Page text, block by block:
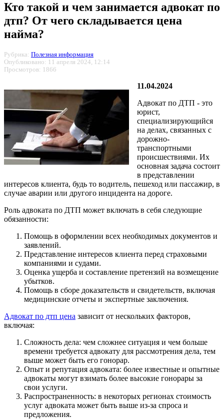
Кто такой и чем занимается адвокат по
дтп? От чего складывается цена
найма?
Рубрика: Полезная информация
Опубликовано: 11 апреля 2024, 12:14
Просмотров: 1866
11.04.2024
Адвокат по ДТП - это
юрист,
специализирующийся
на делах, связанных с
дорожно-
транспортными
происшествиями. Их
основная задача состоит
в представлении
интересов клиента, будь то водитель, пешеход или пассажир, в
случае аварии или другого инцидента на дороге.
Роль адвоката по ДТП может включать в себя следующие
обязанности:
Помощь в оформлении всех необходимых документов и
заявлений.
Представление интересов клиента перед страховыми
компаниями и судами.
Оценка ущерба и составление претензий на возмещение
убытков.
Помощь в сборе доказательств и свидетельств, включая
медицинские отчеты и экспертные заключения.
Адвокат по дтп цена зависит от нескольких факторов,
включая:
Сложность дела: чем сложнее ситуация и чем больше
времени требуется адвокату для рассмотрения дела, тем
выше может быть его гонорар.
Опыт и репутация адвоката: более известные и опытные
адвокаты могут взимать более высокие гонорары за
свои услуги.
Распространенность: в некоторых регионах стоимость
услуг адвоката может быть выше из-за спроса и
предложения.